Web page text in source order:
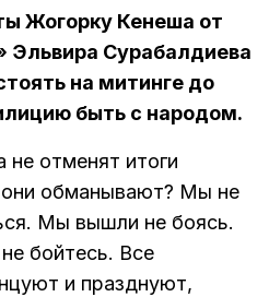
Жогорку Кенеша от
Эльвира Сурабалдиева
на митинге до
быть с народом.
отменят итоги
они обманывают? Мы не
Мы вышли не боясь.
бойтесь. Все
и празднуют,